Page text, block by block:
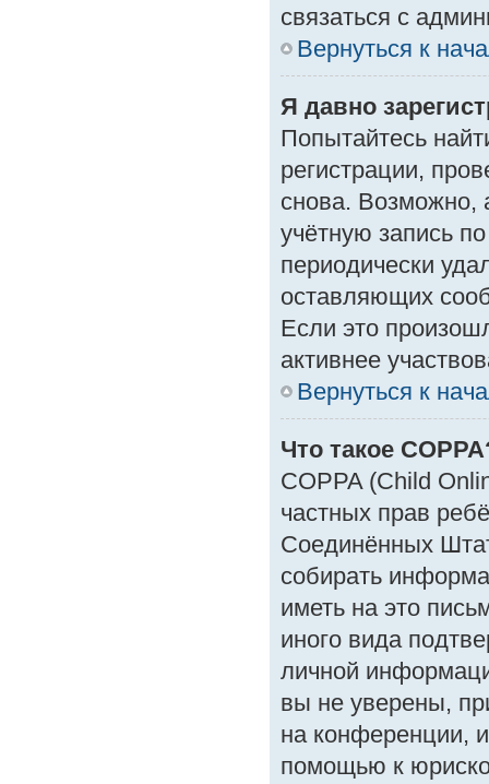
связаться с
Вернуться к
Я давно
Попытайтесь
регистрации,
снова. Возможно,
учётную запись
периодически
оставляющих
Если это
активнее
Вернуться к
Что такое
COPPA (Child
частных прав
Соединённых
собирать
иметь на это
иного вида
личной
вы не уверены,
на конференции,
помощью к